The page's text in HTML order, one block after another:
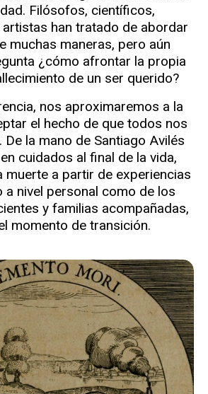
Filósofos, científicos,
han tratado de abordar
muchas maneras, pero aún
¿cómo afrontar la propia
de un ser querido?
nos aproximaremos a la
el hecho de que todos nos
la mano de Santiago Avilés
cuidados al final de la vida,
muerte a partir de experiencias
a nivel personal como de los
y familias acompañadas,
momento de transición.